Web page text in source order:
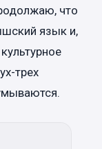
что
язык и,
трех